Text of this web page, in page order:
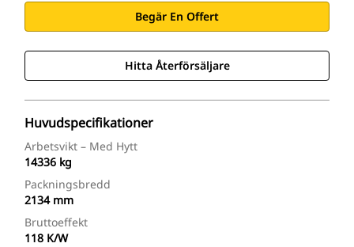
Begär En Offert
Hitta Återförsäljare
Huvudspecifikationer
Arbetsvikt – Med Hytt
14336 kg
Packningsbredd
2134 mm
Bruttoeffekt
118 K/W